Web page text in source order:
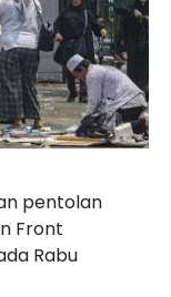
pentolan
Front
Rabu